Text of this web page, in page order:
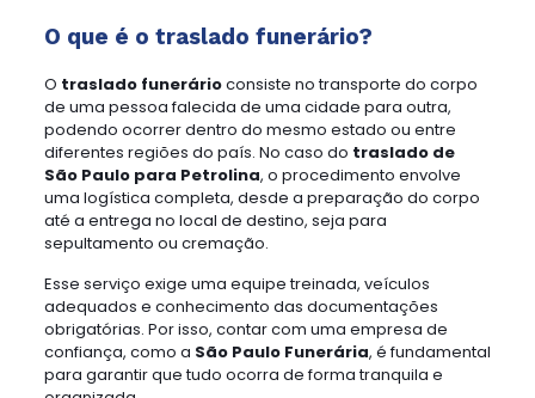
O que é o traslado funerário?
O traslado funerárioconsiste no transporte do corpo
de uma pessoa falecida de uma cidade para outra,
podendo ocorrer dentro do mesmo estado ou entre
diferentes regiões do país. No caso do traslado de
São Paulo para Petrolina, o procedimento envolve
uma logística completa, desde a preparação do corpo
até a entrega no local de destino, seja para
sepultamento ou cremação.
Esse serviço exige uma equipe treinada, veículos
adequados e conhecimento das documentações
obrigatórias. Por isso, contar com uma empresa de
confiança, como a São Paulo Funerária, é fundamental
para garantir que tudo ocorra de forma tranquila e